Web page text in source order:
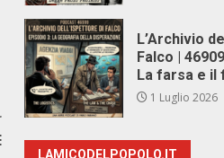
L’Archivio
Falco |
La farsa e il
1 Luglio 2026
LAMICODELPOPOLO.IT